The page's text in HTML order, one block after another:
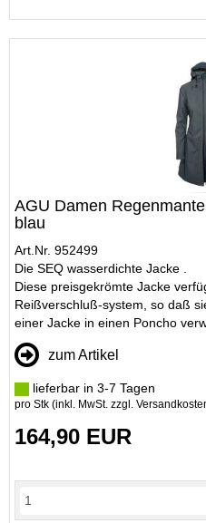
AGU Damen
blau
Art.Nr. 952499
Die SEQ wasserdichte Jacke .
Diese preisgekrömte Jacke
Reißverschluß-system, so daß
einer Jacke in einen Poncho
zum Artikel
lieferbar in 3-7 Tagen
pro Stk (inkl. MwSt. zzgl.
164,90 EUR